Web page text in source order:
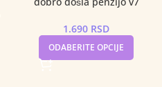
1.690 RSD
ODABERITE OPCIJE